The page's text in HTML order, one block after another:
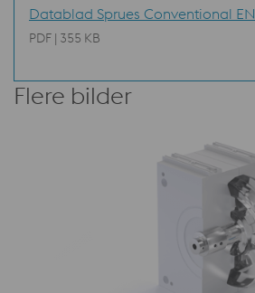
Datablad Sprues Conventional EN
PDF | 355 KB
Flere bilder